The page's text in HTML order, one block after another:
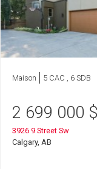
Maison 5 CAC , 6 SDB
2 699 000 $
3926 9 Street Sw
Calgary, AB